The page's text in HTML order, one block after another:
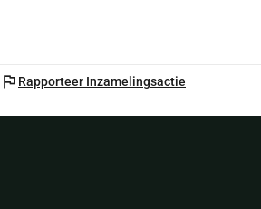
flag Rapporteer Inzamelingsactie